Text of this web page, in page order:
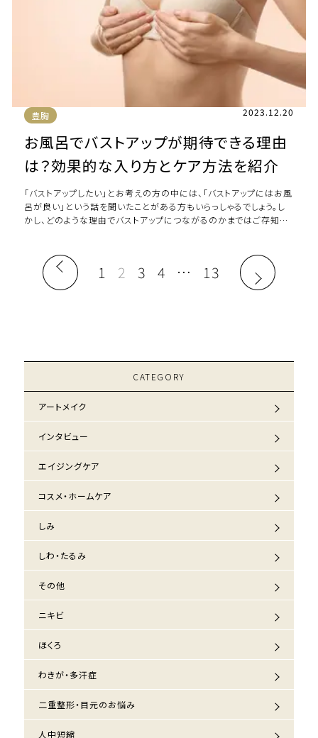
豊胸 2023.12.20
お風呂でバストアップが期待できる理由
は？効果的な入り方とケア方法を紹介
「バストアップしたい」とお考えの方の中には、「バストアップにはお風
呂が良い」という話を聞いたことがある方もいらっしゃるでしょう。し
かし、どのような理由でバストアップにつながるのかまではご存知な
1 2 3 4 … 13
CATEGORY
アートメイク
インタビュー
エイジングケア
コスメ・ホームケア
しみ
しわ・たるみ
その他
ニキビ
ほくろ
わきが・多汗症
二重整形・目元のお悩み
人中短縮